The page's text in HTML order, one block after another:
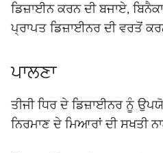
ਡਿਜ਼ਾਈਨ ਕਰਨ ਦੀ ਬਜਾਏ,
ਪ੍ਰਾਪਤ ਡਿਜ਼ਾਈਨਰ ਦੀ ਵਰਤੋਂ
ਪਾਲਣਾ
ਤੀਜੀ ਧਿਰ ਦੇ ਡਿਜ਼ਾਈਨਰ ਨੂੰ
ਨਿਰਮਾਣ ਦੇ ਮਿਆਰਾਂ ਦੀ ਸਖਤੀ